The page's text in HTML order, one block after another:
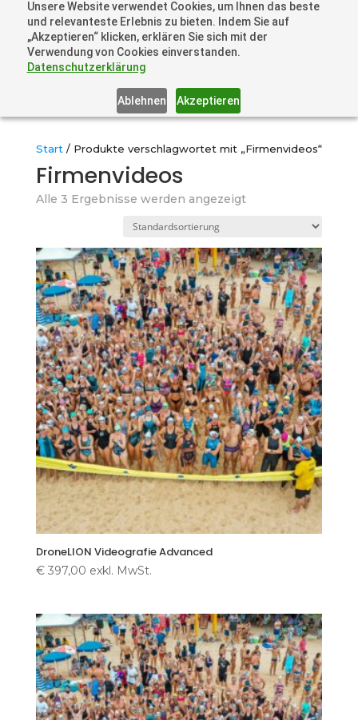
Unsere Website verwendet Cookies, um Ihnen das beste
und relevanteste Erlebnis zu bieten. Indem Sie auf
„Akzeptieren“ klicken, erklären Sie sich mit der
Verwendung von Cookies einverstanden.
Datenschutzerklärung
Ablehnen Akzeptieren
+41 44505 6667 oder +49 157 3598 0006
info@dronelions.academy
Start / Produkte verschlagwortet mit „Firmenvideos“
Firmenvideos
Alle 3 Ergebnisse werden angezeigt
DroneLION Videografie Advanced
€397,00 exkl. MwSt.